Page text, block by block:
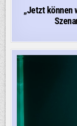
„Jetzt können